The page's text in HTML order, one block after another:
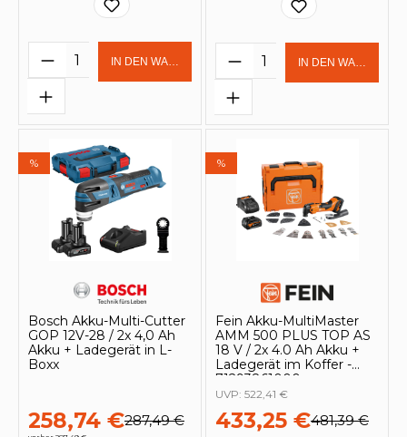
Produkt Anzahl: Gib den
IN DEN WARENKORB Produkt Anzahl:
IN DEN
%
Bosch Akku-Multi-Cutter
GOP 12V-28 / 2x 4,0 Ah
Akku + Ladegerät in L-
Boxx
258,74 €287,49 €
%
Fein Akku-MultiMaster
AMM 500 PLUS TOP AS
18 V / 2x 4.0 Ah Akku +
Ladegerät im Koffer -
71293861000
433,25 €481,39 €
UVP: 522,41 €